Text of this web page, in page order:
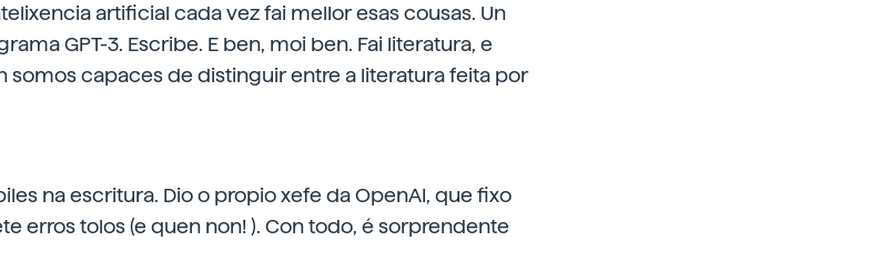
artificial cada vez fai mellor esas cousas. Un
GPT-3. Escribe. E ben, moi ben. Fai literatura, e
somos capaces de distinguir entre a literatura feita por
na escritura. Dio o propio xefe da OpenAI, que fixo
erros tolos (e quen non! ). Con todo, é sorprendente